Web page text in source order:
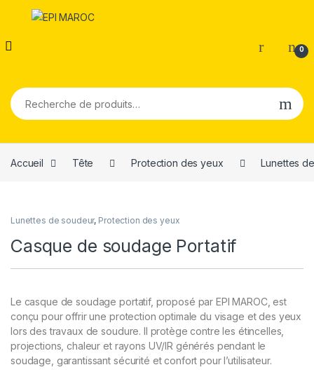
0
Recherche pour :
Accueil Tête Protection des yeux Lunettes
Lunettes de soudeur, Protection des yeux
Casque de soudage Portatif
Le casque de soudage portatif, proposé par EPI MAROC, est
conçu pour offrir une protection optimale du visage et des yeux
lors des travaux de soudure. Il protège contre les étincelles,
projections, chaleur et rayons UV/IR générés pendant le
soudage, garantissant sécurité et confort pour l’utilisateur.